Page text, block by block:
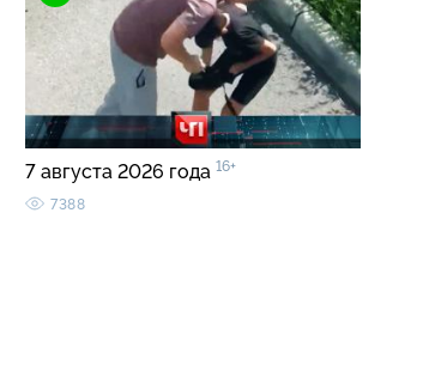
7 августа 2026 года 16+
7388